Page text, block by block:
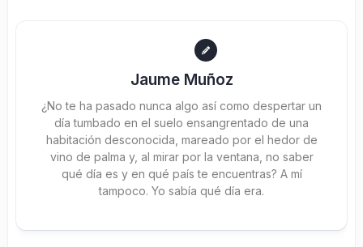
Jaume Muñoz
¿No te ha pasado nunca algo así como despertar un
día tumbado en el suelo ensangrentado de una
habitación desconocida, mareado por el hedor de
vino de palma y, al mirar por la ventana, no saber
qué día es y en qué país te encuentras? A mí
tampoco. Yo sabía qué día era.